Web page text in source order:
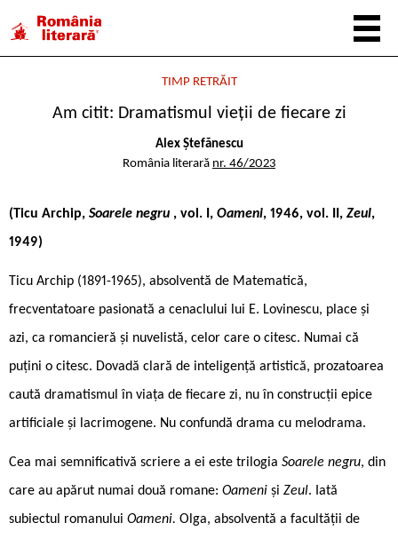
TIMP RETRĂIT
Am citit: Dramatismul vieții de fiecare zi
Alex Ștefănescu
România literară nr. 46/2023
(Ticu Archip, Soarele negru , vol. I, Oameni, 1946, vol. II, Zeul,
1949)
Ticu Archip (1891-1965), absolventă de Matematică,
frecventatoare pasionată a cenaclului lui E. Lovinescu, place și
azi, ca romancieră și nuvelistă, celor care o citesc. Numai că
puțini o citesc. Dovadă clară de inteligență artistică, prozatoarea
caută dramatismul în viața de fiecare zi, nu în construcții epice
artificiale și lacrimogene. Nu confundă drama cu melodrama.
Cea mai semnificativă scriere a ei este trilogia Soarele negru, din
care au apărut numai două romane: Oameni și Zeul. Iată
subiectul romanului Oameni. Olga, absolventă a facultății de